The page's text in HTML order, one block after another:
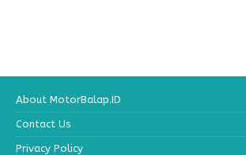
About MotorBalap.ID
Contact Us
Privacy Policy